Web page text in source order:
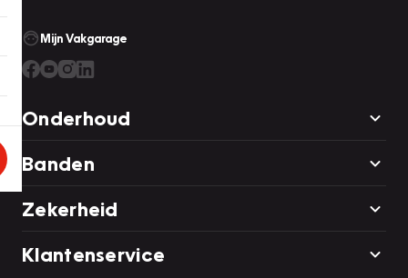
Mijn Vakgarage
Onderhoud
Banden
Zekerheid
Klantenservice